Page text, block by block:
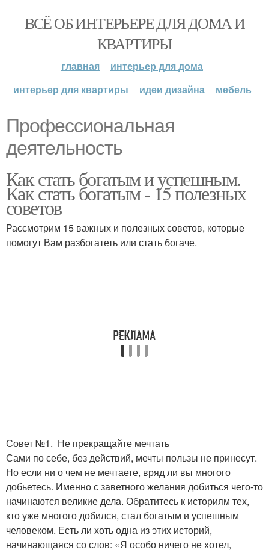
ВСЁ ОБ ИНТЕРЬЕРЕ ДЛЯ ДОМА И
КВАРТИРЫ
главная
интерьер для дома
интерьер для квартиры
идеи дизайна мебель
Профессиональная
деятельность
Как стать богатым и успешным.
Как стать богатым - 15 полезных
советов
Рассмотрим 15 важных и полезных советов, которые
помогут Вам разбогатеть или стать богаче.
Совет №1. Не прекращайте мечтать
Сами по себе, без действий, мечты пользы не принесут.
Но если ни о чем не мечтаете, вряд ли вы многого
добьетесь. Именно с заветного желания добиться чего-то
начинаются великие дела. Обратитесь к историям тех,
кто уже многого добился, стал богатым и успешным
человеком. Есть ли хоть одна из этих историй,
начинающаяся со слов: «Я особо ничего не хотел,